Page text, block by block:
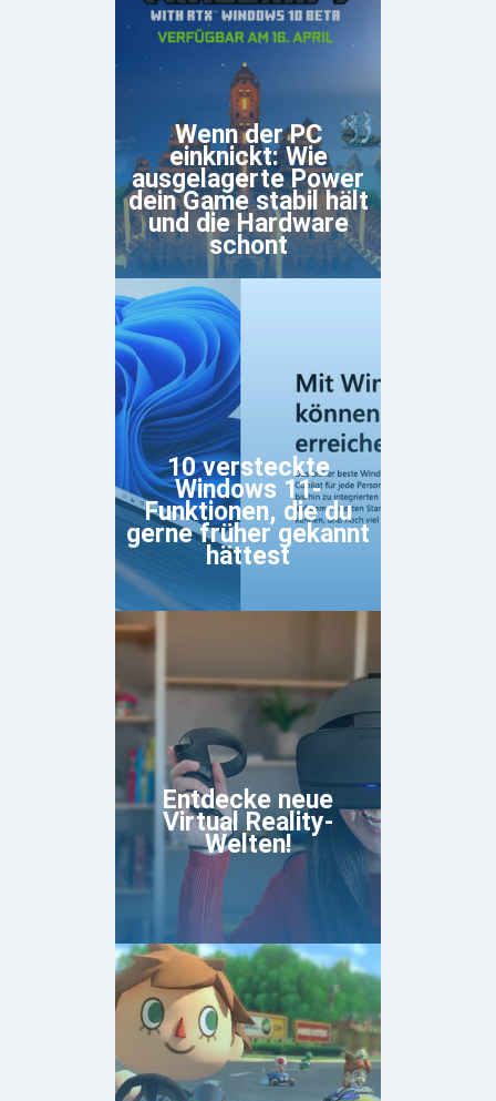
Wenn der PC
einknickt: Wie
ausgelagerte Power
dein Game stabil hält
und die Hardware
schont
10 versteckte
Windows 11-
Funktionen, die du
gerne früher gekannt
hättest
Entdecke neue
Virtual Reality-
Welten!